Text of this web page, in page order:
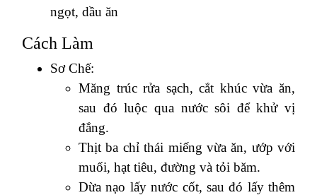
ngọt, dầu ăn
Cách Làm
Sơ Chế:
Măng trúc rửa sạch, cắt khúc vừa ăn,
sau đó luộc qua nước sôi để khử vị
đắng.
Thịt ba chỉ thái miếng vừa ăn, ướp với
muối, hạt tiêu, đường và tỏi băm.
Dừa nạo lấy nước cốt, sau đó lấy thêm